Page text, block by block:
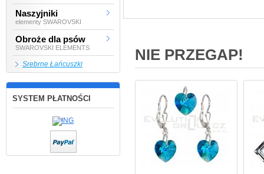
Naszyjniki
elementy SWAROVSKI
Obroże dla psów
SWAROVSKI ELEMENTS
Srebrne Łańcuszki
SYSTEM PŁATNOŚCI
NIE PRZEGAP!